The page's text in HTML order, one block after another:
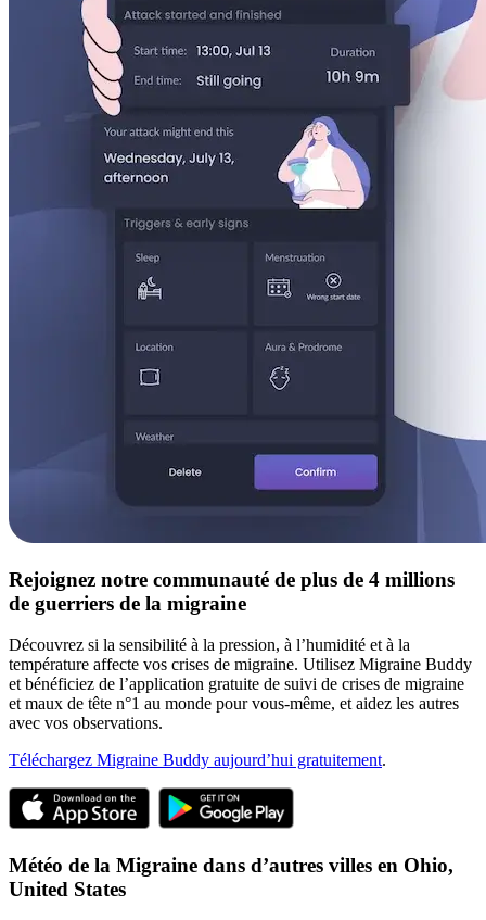
Rejoignez notre communauté de plus de 4 millions
de guerriers de la migraine
Découvrez si la sensibilité à la pression, à l’humidité et à la
température affecte vos crises de migraine. Utilisez Migraine Buddy
et bénéficiez de l’application gratuite de suivi de crises de migraine
et maux de tête n°1 au monde pour vous-même, et aidez les autres
avec vos observations.
Téléchargez Migraine Buddy aujourd’hui gratuitement.
Météo de la Migraine dans d’autres villes en Ohio,
United States